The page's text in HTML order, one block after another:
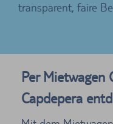
transparent, faire
Per Mietwagen
Capdepera